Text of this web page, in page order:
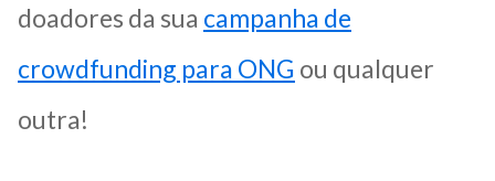
doadores da sua campanha de
crowdfunding para ONG ou qualquer
outra!